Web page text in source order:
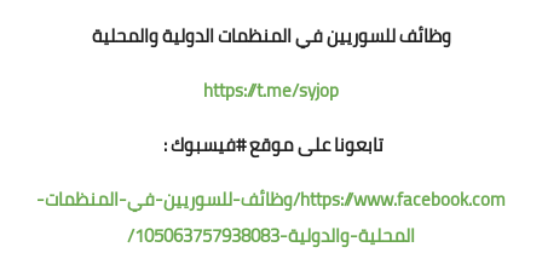
وظائف للسوريين في المنظمات الدولية والمحلية
https://t.me/syjop
تابعونا على موقع #فيسبوك :
https://www.facebook.com/وظائف-للسوريين-في-المنظمات-
المحلية-والدولية-105063757938083/